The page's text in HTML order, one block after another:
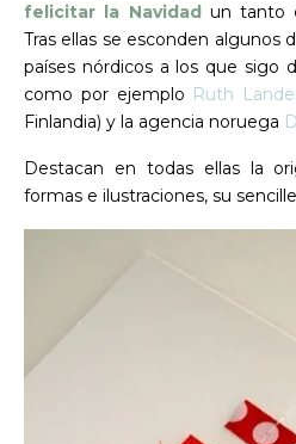
felicitar la Navidadun tanto
Tras ellas se esconden algunos
países nórdicos a los que sigo
como por ejemplo Ruth
Finlandia) y la agencia noruega
Destacan en todas ellas la
formas e ilustraciones, su